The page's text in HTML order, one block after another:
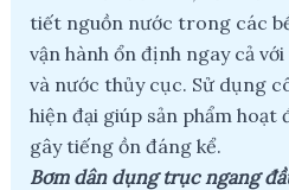
tiết nguồn nước trong các
vận hành ổn định ngay cả
và nước thủy cục. Sử dụng
hiện đại giúp sản phẩm hoạt
gây tiếng ồn đáng kể.
Bơm dân dụng trục ngang